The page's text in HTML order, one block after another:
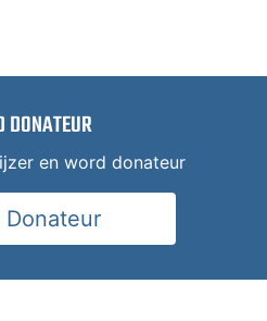
DONATEUR
en word donateur
Donateur